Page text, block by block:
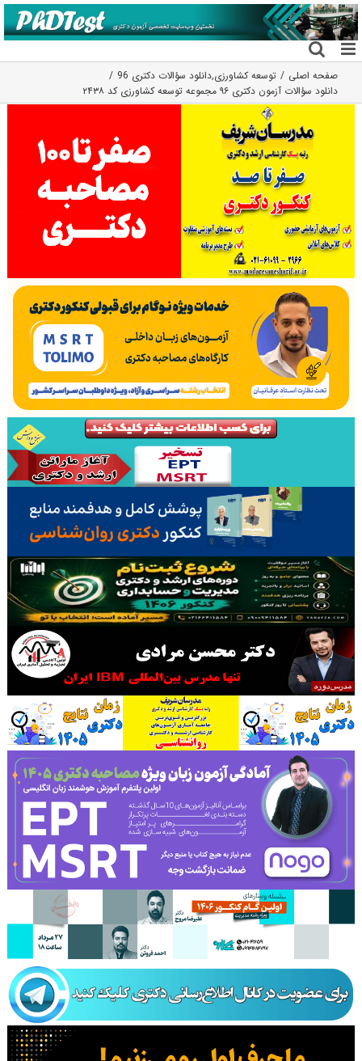
رفتن
به
محتوا
صفحه اصلی توسعه کشاورزی,دانلود سؤالات دکتری 96
دانلود سؤالات آزمون دکتری ۹۶ مجموعه توسعه کشاورزی کد ۲۴۳۸